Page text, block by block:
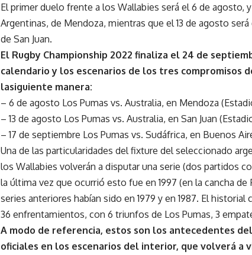
El primer duelo frente a los Wallabies será el 6 de agosto,
Argentinas, de Mendoza, mientras que el 13 de agosto
de San Juan.
El Rugby Championship 2022 finaliza el 24 de
calendario y los escenarios de los tres compromisos
lasiguiente manera:
– 6 de agosto Los Pumas vs. Australia, en Mendoza
– 13 de agosto Los Pumas vs. Australia, en San Juan
– 17 de septiembre Los Pumas vs. Sudáfrica, en Buenos
Una de las particularidades del fixture del seleccionado
los Wallabies volverán a disputar una serie (dos partidos
la última vez que ocurrió esto fue en 1997 (en la cancha de
series anteriores habían sido en 1979 y en 1987. El
36 enfrentamientos, con 6 triunfos de Los Pumas, 3
A modo de referencia, estos son los antecedentes
oficiales en los escenarios del interior, que volverá a